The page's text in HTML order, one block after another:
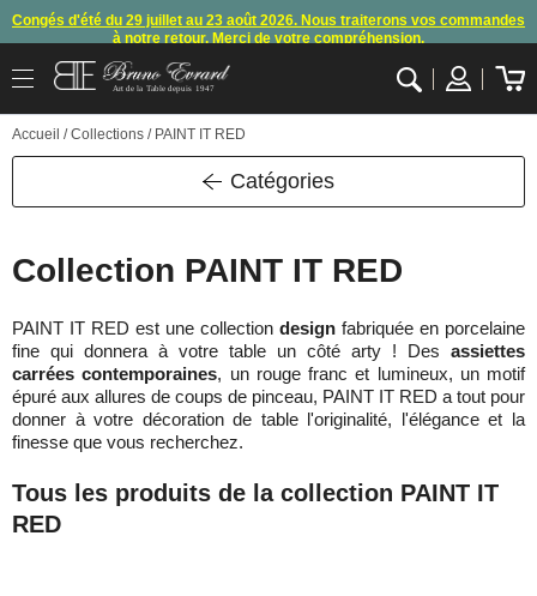
Congés d'été du 29 juillet au 23 août 2026. Nous traiterons vos commandes
à notre retour. Merci de votre compréhension.
Arret des commandes et expéditions. Nous vous donnons rendez-vous à
En raison d'un souci technique, le mode de règlement par carte bancaire et
paypal ne fonctionnent plus, merci de nous contacter ou attendre notre
appel pour les consignes.
Art de la Table depuis 1947
Accueil / Collections / PAINT IT RED
Catégories
Collection PAINT IT RED
PAINT IT RED est une collection design fabriquée en porcelaine
fine qui donnera à votre table un côté arty ! Des assiettes
carrées contemporaines, un rouge franc et lumineux, un motif
épuré aux allures de coups de pinceau, PAINT IT RED a tout pour
donner à votre décoration de table l'originalité, l'élégance et la
finesse que vous recherchez.
Tous les produits de la collection PAINT IT
RED